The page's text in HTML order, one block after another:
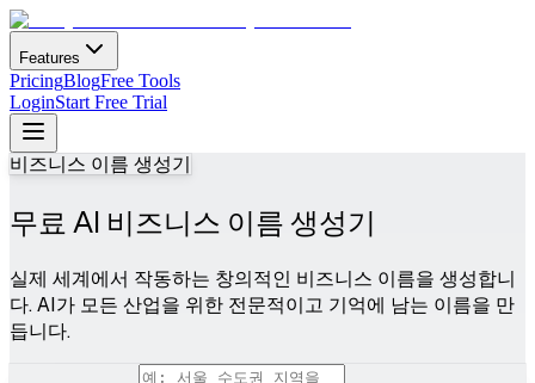
Features
PricingBlogFree Tools
LoginStart Free Trial
비즈니스 이름 생성기
무료 AI 비즈니스 이름 생성기
실제 세계에서 작동하는 창의적인 비즈니스 이름을 생성합니
다. AI가 모든 산업을 위한 전문적이고 기억에 남는 이름을 만
듭니다.